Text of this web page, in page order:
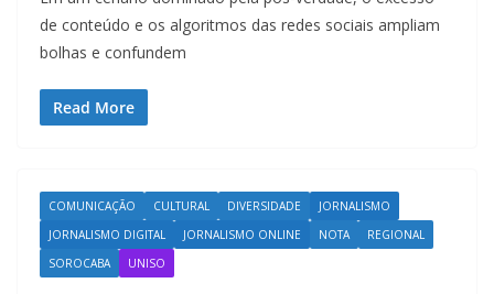
de conteúdo e os algoritmos das redes sociais ampliam
bolhas e confundem
Read More
COMUNICAÇÃO CULTURAL DIVERSIDADE
JORNALISMO
JORNALISMO DIGITAL
JORNALISMO ONLINE NOTA
REGIONAL
SOROCABA
UNISO